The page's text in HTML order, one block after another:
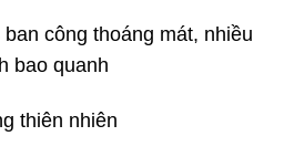
công thoáng mát, nhiều
bao quanh
thiên nhiên